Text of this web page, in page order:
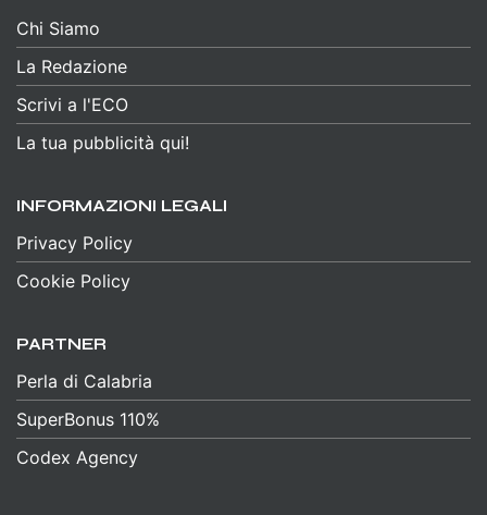
Chi Siamo
La Redazione
Scrivi a l'ECO
La tua pubblicità qui!
INFORMAZIONI LEGALI
Privacy Policy
Cookie Policy
PARTNER
Perla di Calabria
SuperBonus 110%
Codex Agency